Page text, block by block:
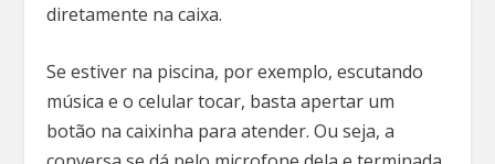
diretamente na caixa.
Se estiver na piscina, por exemplo, escutando
música e o celular tocar, basta apertar um
botão na caixinha para atender. Ou seja, a